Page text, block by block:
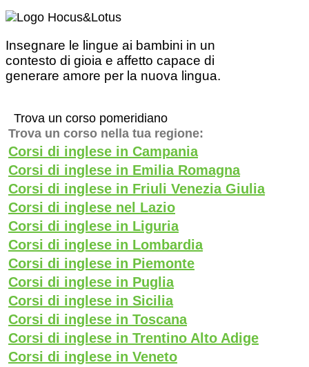
Insegnare le lingue ai bambini in un
contesto di gioia e affetto capace di
generare amore per la nuova lingua.
Trova un corso pomeridiano
Trova un corso nella tua regione:
Corsi di inglese in Campania
Corsi di inglese in Emilia Romagna
Corsi di inglese in Friuli Venezia Giulia
Corsi di inglese nel Lazio
Corsi di inglese in Liguria
Corsi di inglese in Lombardia
Corsi di inglese in Piemonte
Corsi di inglese in Puglia
Corsi di inglese in Sicilia
Corsi di inglese in Toscana
Corsi di inglese in Trentino Alto Adige
Corsi di inglese in Veneto